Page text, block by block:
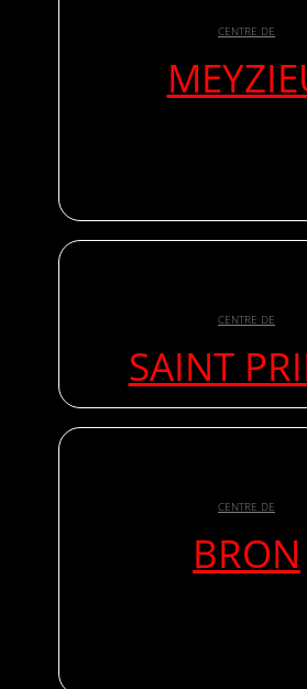
CENTRE DE
CENTRE DE
SAINT
CENTRE DE
BRON